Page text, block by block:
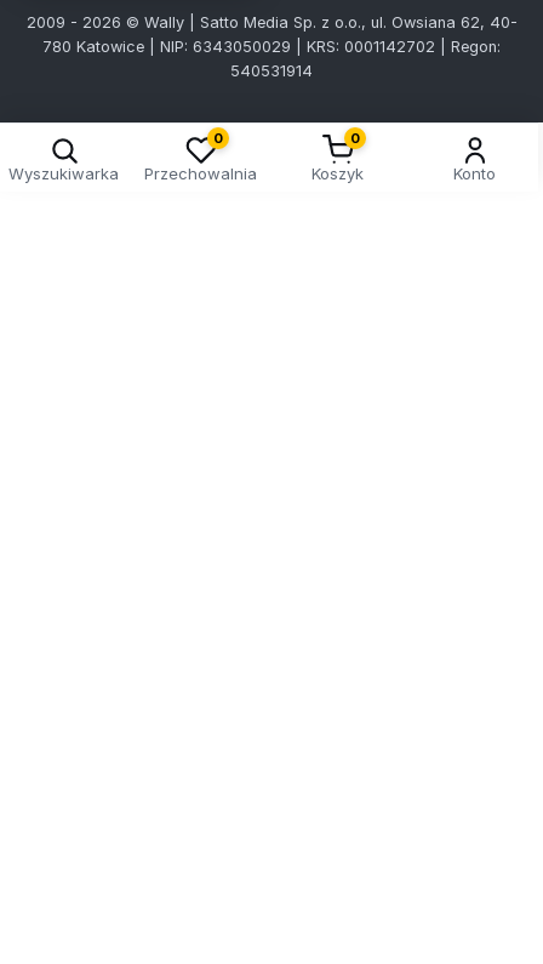
2009 - 2026 © Wally | Satto Media Sp. z o.o., ul. Owsiana 62, 40-
780 Katowice | NIP: 6343050029 | KRS: 0001142702 | Regon:
540531914
Wyszukiwarka
0
Przechowalnia
0
Koszyk Konto